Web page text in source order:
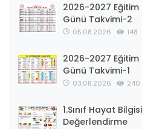
2026-2027 Eğitim
Günü Takvimi-2
05.08.2026 148
2026-2027 Eğitim
Günü Takvimi-1
03.08.2026 240
1.Sınıf Hayat
Değerlendirme